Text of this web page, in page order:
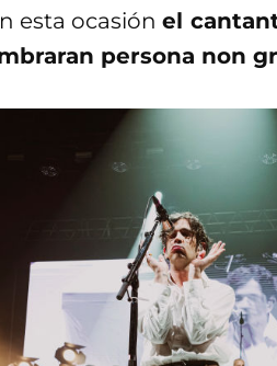
esta ocasiónel
persona non